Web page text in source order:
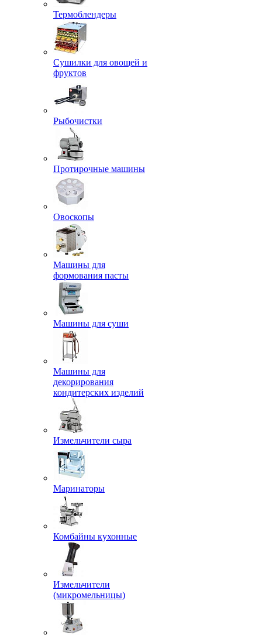
Термоблендеры
Сушилки для овощей и
фруктов
Рыбочистки
Протирочные машины
Овоскопы
Машины для
формования пасты
Машины для суши
Машины для
декорирования
кондитерских изделий
Измельчители сыра
Маринаторы
Комбайны кухонные
Измельчители
(микромельницы)